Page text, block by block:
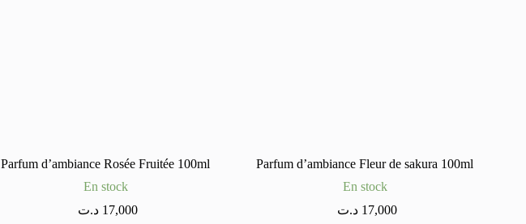
Parfum d’ambiance Rosée Fruitée 100ml
En stock
17,000 د.ت
Parfum d’ambiance Fleur de sakura 100ml
En stock
17,000 د.ت